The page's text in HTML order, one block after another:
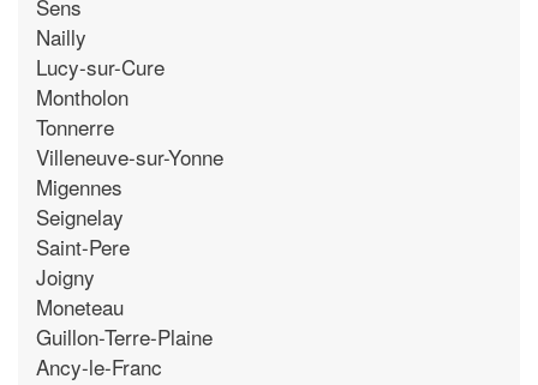
Sens
Nailly
Lucy-sur-Cure
Montholon
Tonnerre
Villeneuve-sur-Yonne
Migennes
Seignelay
Saint-Pere
Joigny
Moneteau
Guillon-Terre-Plaine
Ancy-le-Franc